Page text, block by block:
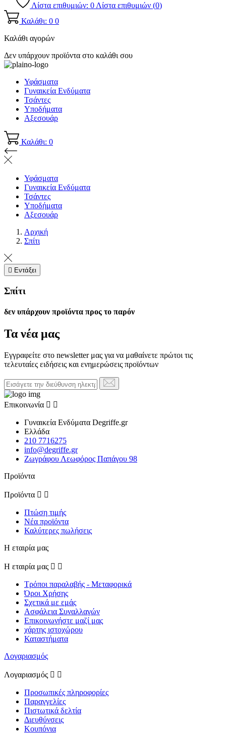
Λίστα επιθυμιών: 0 Λίστα επιθυμιών (0)
Καλάθι: 0 0
Καλάθι αγορών
Δεν υπάρχουν προϊόντα στο καλάθι σου
Υφάσματα
Γυναικεία Ενδύματα
Τσάντες
Υποδήματα
Αξεσουάρ
Καλάθι: 0
Υφάσματα
Γυναικεία Ενδύματα
Τσάντες
Υποδήματα
Αξεσουάρ
Αρχική
Σπίτι
 Εντάξει
Σπίτι
δεν υπάρχουν προϊόντα προς το παρόν
Τα νέα μας
Εγγραφείτε στο newsletter μας για να μαθαίνετε πρώτοι τις
τελευταίες ειδήσεις και ενημερώσεις προϊόντων
Επικοινωνία  
Γυναικεία Ενδύματα Degriffe.gr
Ελλάδα
210 7716275
info@degriffe.gr
Ζωγράφου Λεωφόρος Παπάγου 98
Προϊόντα
Προϊόντα  
Πτώση τιμής
Νέα προϊόντα
Καλύτερες πωλήσεις
Η εταιρία μας
Η εταιρία μας  
Τρόποι παραλαβής - Μεταφορικά
Όροι Χρήσης
Σχετικά με εμάς
Ασφάλεια Συναλλαγών
Επικοινωνήστε μαζί μας
χάρτης ιστοχώρου
Καταστήματα
Λογαριασμός
Λογαριασμός  
Προσωπικές πληροφορίες
Παραγγελίες
Πιστωτικά δελτία
Διευθύνσεις
Κουπόνια